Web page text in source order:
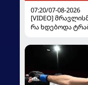
07:20/07-08-2026
[VIDEO]
რა ხდებოდა